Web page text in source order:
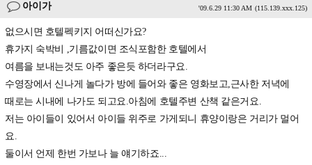
아이가 '09.6.29 11:30 AM (115.139.xxx.125)
없으시면 호텔펙키지 어떠신가요?
휴가지 숙박비 ,기름값이면 조식포함한 호텔에서
여름을 보내는것도 아주 좋은듯 하더라구요.
수영장에서 신나게 놀다가 방에 들어와 좋은 영화보고,근사한 저녁에
때로는 시내에 나가도 되고요.아침에 호텔주변 산책 같은거요.
저는 아이들이 있어서 아이들 위주로 가게되니 휴양이랑은 거리가 멀어
요.
둘이서 언제 한번 가보나 늘 얘기하죠...